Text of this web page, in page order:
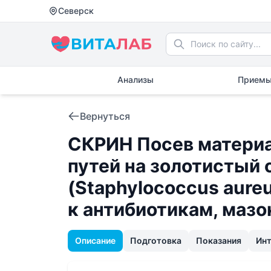
Северск
Анализы
Вернуться
СКРИН Посев
путей на золотистый
(Staphylococcus
к антибиотикам,
Описание Подготовка Показания